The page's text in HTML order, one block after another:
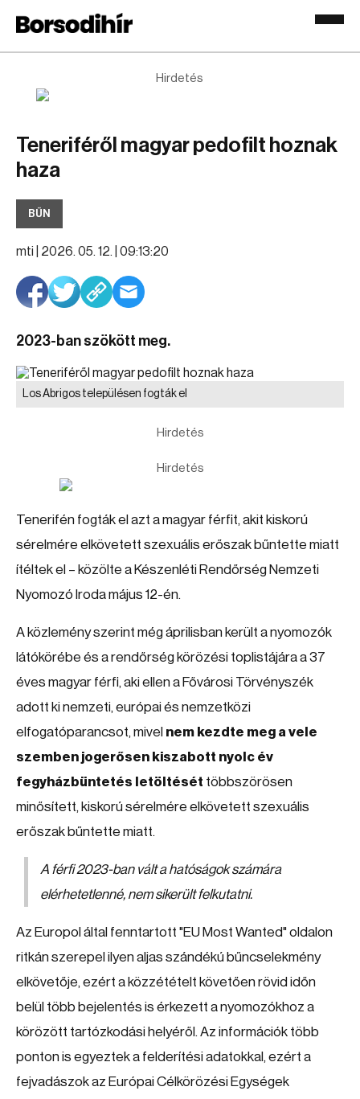
Hirdetés
Teneriféről magyar pedofilt hoznak
haza
BŰN
mti | 2026. 05. 12. | 09:13:20
2023-ban szökött meg.
Los Abrigos településen fogták el
Hirdetés
Hirdetés
Tenerifén fogták el azt a magyar férfit, akit kiskorú
sérelmére elkövetett szexuális erőszak bűntette miatt
ítéltek el – közölte a Készenléti Rendőrség Nemzeti
Nyomozó Iroda május 12-én.
A közlemény szerint még áprilisban került a nyomozók
látókörébe és a rendőrség körözési toplistájára a 37
éves magyar férfi, aki ellen a Fővárosi Törvényszék
adott ki nemzeti, európai és nemzetközi
elfogatóparancsot, mivel nem kezdte meg a vele
szemben jogerősen kiszabott nyolc év
fegyházbüntetés letöltését többszörösen
minősített, kiskorú sérelmére elkövetett szexuális
erőszak bűntette miatt.
A férfi 2023-ban vált a hatóságok számára
elérhetetlenné, nem sikerült felkutatni.
Az Europol által fenntartott "EU Most Wanted" oldalon
ritkán szerepel ilyen aljas szándékú bűncselekmény
elkövetője, ezért a közzétételt követően rövid időn
belül több bejelentés is érkezett a nyomozókhoz a
körözött tartózkodási helyéről. Az információk több
ponton is egyeztek a felderítési adatokkal, ezért a
fejvadászok az Európai Célkörözési Egységek